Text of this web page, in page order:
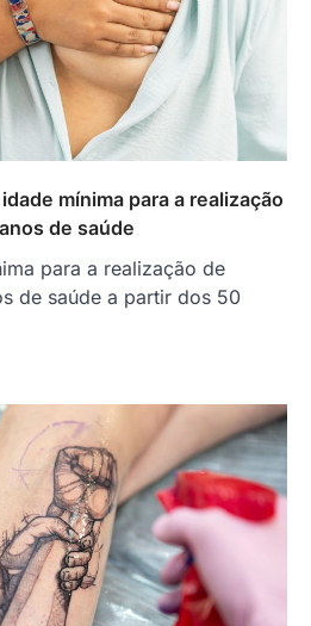
mínima para a realização
de saúde
para a realização de
de saúde a partir dos 50